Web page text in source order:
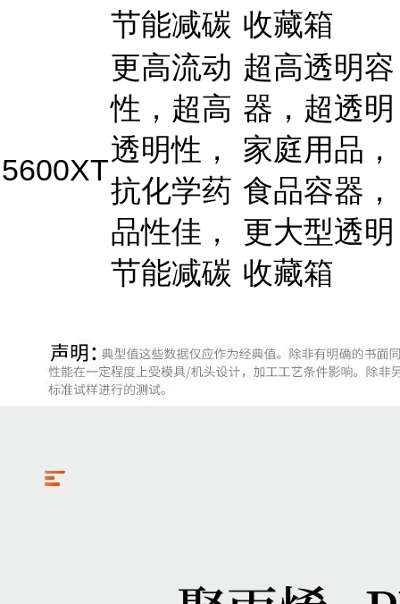
节能减碳 收藏箱
5600XT
更高流动
性，超高
透明性，
抗化学药
品性佳，
节能减碳
超高透明容
器，超透明
家庭用品，
食品容器，
更大型透明
收藏箱